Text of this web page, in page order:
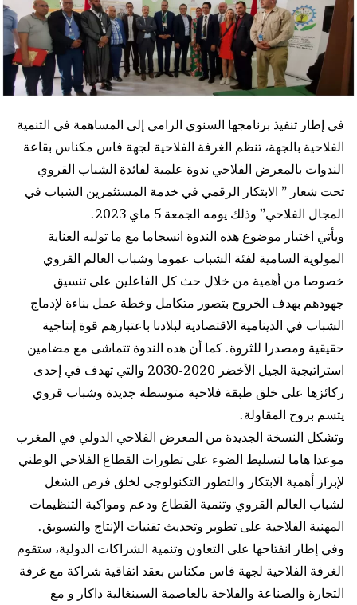
في إطار تنفيذ برنامجها السنوي الرامي إلى المساهمة في التنمية
الفلاحية بالجهة، تنظم الغرفة الفلاحية لجهة فاس مكناس بقاعة
الندوات بالمعرض الفلاحي ندوة علمية لفائدة الشباب القروي
تحت شعار ” الابتكار الرقمي في خدمة المستثمرين الشباب في
المجال الفلاحي” وذلك يومه الجمعة 5 ماي 2023.
ويأتي اختيار موضوع هذه الندوة انسجاما مع ما توليه العناية
المولوية السامية لفئة الشباب عموما وشباب العالم القروي
خصوصا من أهمية من خلال حث كل الفاعلين على تنسيق
جهودهم بهدف الخروج بتصور متكامل وخطة عمل بناءة لإدماج
الشباب في الدينامية الاقتصادية لبلادنا باعتبارهم قوة إنتاجية
حقيقية ومصدرا للثروة. كما أن هده الندوة تتماشى مع مضامين
استراتيجية الجيل الأخضر 2020-2030 والتي تهدف في إحدى
ركائزها على خلق طبقة فلاحية متوسطة جديدة وشباب قروي
يتسم بروح المقاولة.
وتشكل النسخة الجديدة من المعرض الفلاحي الدولي في المغرب
موعدا هاما لتسليط الضوء على تطورات القطاع الفلاحي الوطني
لإبراز أهمية الابتكار والتطور التكنولوجي لخلق فرص الشغل
لشباب العالم القروي وتنمية القطاع ودعم ومواكبة التنظيمات
المهنية الفلاحية على تطوير وتحديث تقنيات الإنتاج والتسويق.
وفي إطار انفتاحها على التعاون وتنمية الشراكات الدولية، ستقوم
الغرفة الفلاحية لجهة فاس مكناس بعقد اتفاقية شراكة مع غرفة
التجارة والصناعة والفلاحة بالعاصمة السينغالية داكار و مع